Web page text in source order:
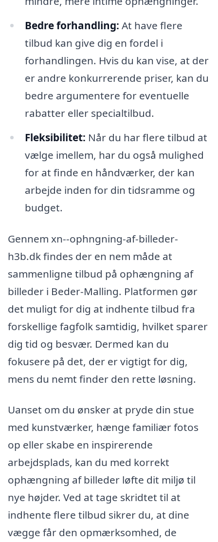
Bedre forhandling: At have flere
tilbud kan give dig en fordel i
forhandlingen. Hvis du kan vise, at der
er andre konkurrerende priser, kan du
bedre argumentere for eventuelle
rabatter eller specialtilbud.
Fleksibilitet: Når du har flere tilbud at
vælge imellem, har du også mulighed
for at finde en håndværker, der kan
arbejde inden for din tidsramme og
budget.
Gennem xn--ophngning-af-billeder-
h3b.dk findes der en nem måde at
sammenligne tilbud på ophængning af
billeder i Beder-Malling. Platformen gør
det muligt for dig at indhente tilbud fra
forskellige fagfolk samtidig, hvilket sparer
dig tid og besvær. Dermed kan du
fokusere på det, der er vigtigt for dig,
mens du nemt finder den rette løsning.
Uanset om du ønsker at pryde din stue
med kunstværker, hænge familiær fotos
op eller skabe en inspirerende
arbejdsplads, kan du med korrekt
ophængning af billeder løfte dit miljø til
nye højder. Ved at tage skridtet til at
indhente flere tilbud sikrer du, at dine
vægge får den opmærksomhed, de